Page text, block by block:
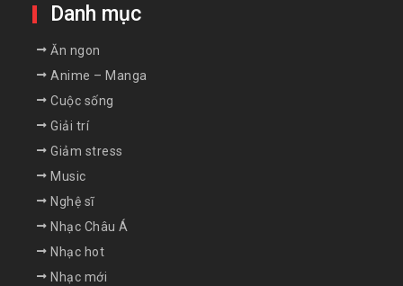
Danh mục
Ăn ngon
Anime – Manga
Cuộc sống
Giải trí
Giảm stress
Music
Nghệ sĩ
Nhạc Châu Á
Nhạc hot
Nhạc mới